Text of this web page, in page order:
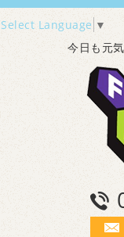
Select Language ▼
今日も元